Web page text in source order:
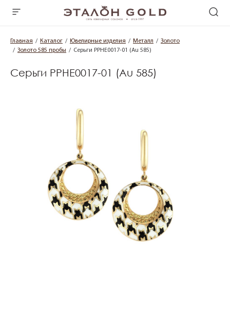
Главная Каталог Ювелирные изделия Металл
Золото
Золото 585 пробы
Серьги PPHE0017-01 (Au 585)
Серьги PPHE0017-01 (Au 585)